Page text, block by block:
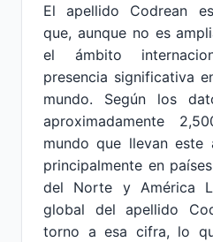
El apellido Codrean
que, aunque no es
el ámbito
presencia significativa
mundo. Según los
aproximadamente
mundo que llevan este
principalmente en
del Norte y América
global del apellido
torno a esa cifra, lo